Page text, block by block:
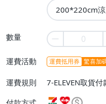
200*220cm
數量
運費活動 運費抵用券 驚喜加
運費規則
7-ELEVEN取貨
$990免運費】、